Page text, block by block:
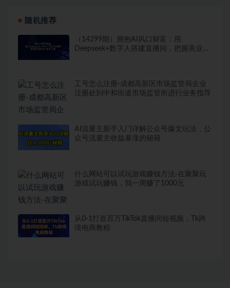
随机推荐
（14299期）拥抱AI风口财富：用
Deepseek+数字人搭建直播间，把握美业数
工号怎么注册-成都高新区市场监管局企业
注册处到中和街道市场监管所进行业务指导
AI流量主新手入门详解公众号爆文玩法，公
众号流量主收益暴涨的秘籍
什么网站可以试玩游戏赚钱方法-在聚聚玩
游戏试玩赚钱，我一周赚了1000元
从0-1打造百万TikTok直播间短视频，Tk跨
境电商教程